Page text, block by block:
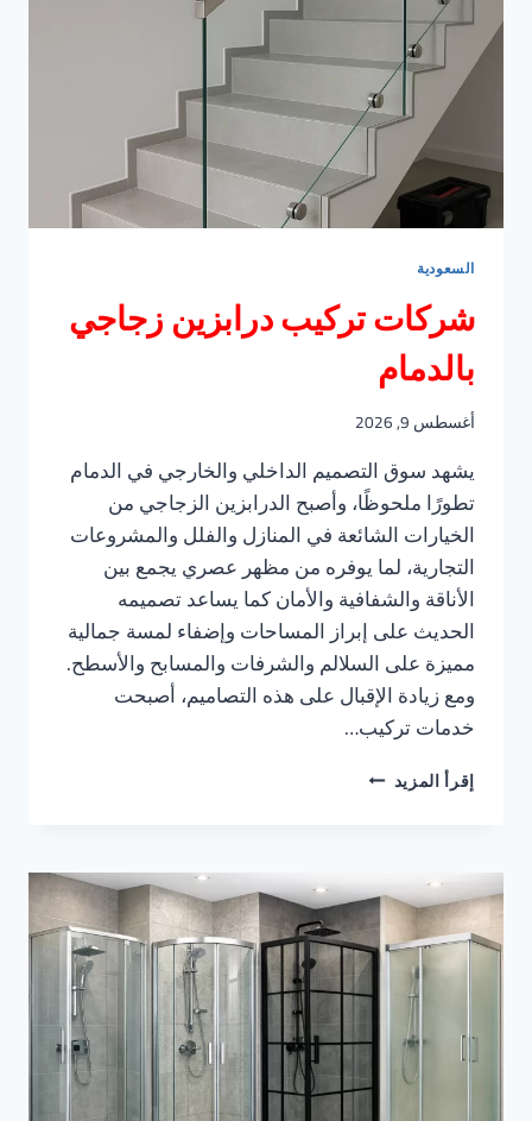
السعودية
شركات تركيب درابزين زجاجي
بالدمام
أغسطس 9, 2026
يشهد سوق التصميم الداخلي والخارجي في الدمام
تطورًا ملحوظًا، وأصبح الدرابزين الزجاجي من
الخيارات الشائعة في المنازل والفلل والمشروعات
التجارية، لما يوفره من مظهر عصري يجمع بين
الأناقة والشفافية والأمان كما يساعد تصميمه
الحديث على إبراز المساحات وإضفاء لمسة جمالية
مميزة على السلالم والشرفات والمسابح والأسطح.
ومع زيادة الإقبال على هذه التصاميم، أصبحت
خدمات تركيب…
إقرأ المزيد شركات